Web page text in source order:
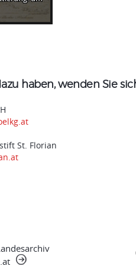
haben, wenden Sie
St. Florian